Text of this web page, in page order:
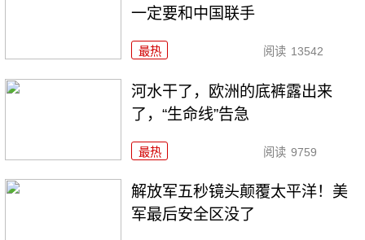
一定要和中国联手
最热 阅读 13542
河水干了，欧洲的底裤露出来
了，“生命线”告急
最热 阅读 9759
解放军五秒镜头颠覆太平洋！美
军最后安全区没了